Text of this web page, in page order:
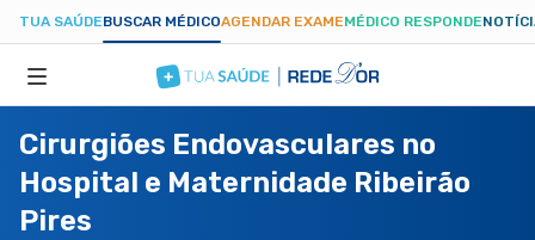
TUA SAÚDEBUSCAR MÉDICOAGENDAR EXAMEMÉDICO RESPONDE
ESPECIALIDADES
HOSPITAIS
Cirurgiões Endovasculares no
Hospital e Maternidade Ribeirão
Pires